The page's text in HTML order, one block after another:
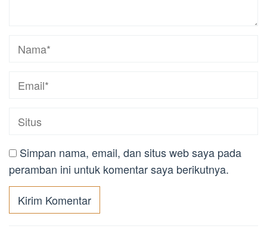
Simpan nama, email, dan situs web saya pada
peramban ini untuk komentar saya berikutnya.